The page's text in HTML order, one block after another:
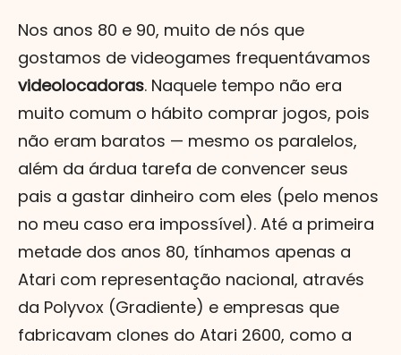
Nos anos 80 e 90, muito de nós que
gostamos de videogames frequentávamos
videolocadoras. Naquele tempo não era
muito comum o hábito comprar jogos, pois
não eram baratos — mesmo os paralelos,
além da árdua tarefa de convencer seus
pais a gastar dinheiro com eles (pelo menos
no meu caso era impossível). Até a primeira
metade dos anos 80, tínhamos apenas a
Atari com representação nacional, através
da Polyvox (Gradiente) e empresas que
fabricavam clones do Atari 2600, como a